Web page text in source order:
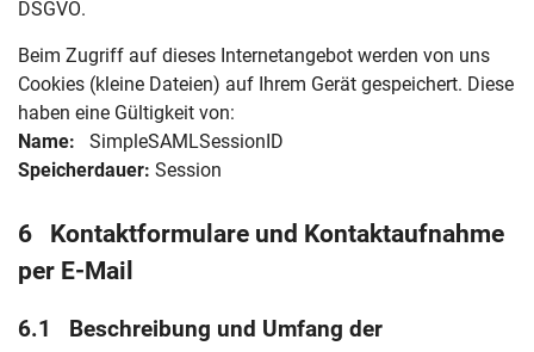
DSGVO.
Beim Zugriff auf dieses Internetangebot werden von uns
Cookies (kleine Dateien) auf Ihrem Gerät gespeichert. Diese
haben eine Gültigkeit von:
Name: SimpleSAMLSessionID
Speicherdauer: Session
6 Kontaktformulare und Kontaktaufnahme
per E-Mail
6.1 Beschreibung und Umfang der